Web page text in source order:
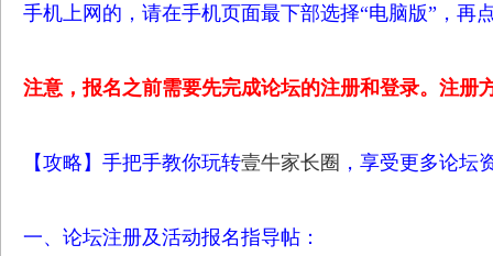
手机上网的，请在手机页面最下部选择“电脑版”，再
注意，报名之前需要先完成论坛的注册和登录。注册
【攻略】手把手教你玩转壹牛家长圈 ，享受更多论坛
一、论坛注册及活动报名指导帖：